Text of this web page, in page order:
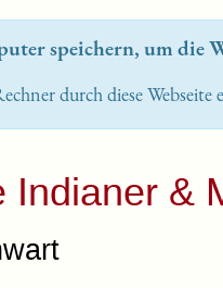
speichern, um die
durch diese Webseite
Indianer &